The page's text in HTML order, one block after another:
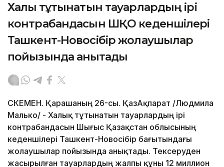
Халық тұтынатын тауарлардың ірі
контрабандасын ШҚО кеденшілері
Ташкент-Новосібір жолаушылар
пойызында анықтады
ӨСКЕМЕН. Қарашаның 26-сы. ҚазАқпарат /Людмила
Малько/ - Халық тұтынатын тауарлардың ірі
контрабандасын Шығыс Қазақстан облысының
кеденшілері Ташкент-Новосібір бағытындағы
жолаушылар пойызында анықтады. Тексеруден
жасырылған тауарлардың жалпы құны 12 миллион